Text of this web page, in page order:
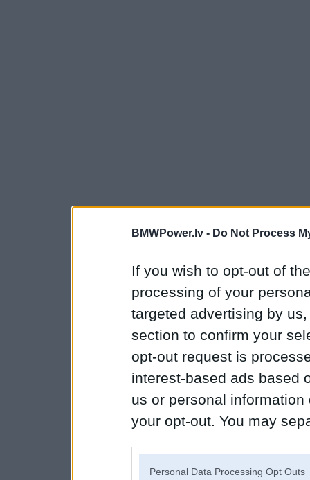
BMWPower.lv - Do Not Process
If you wish to opt-out of
processing of your
targeted advertising by
section to confirm your
opt-out request is
interest-based ads based
us or personal
your opt-out. You may
Personal Data Processing Opt Outs